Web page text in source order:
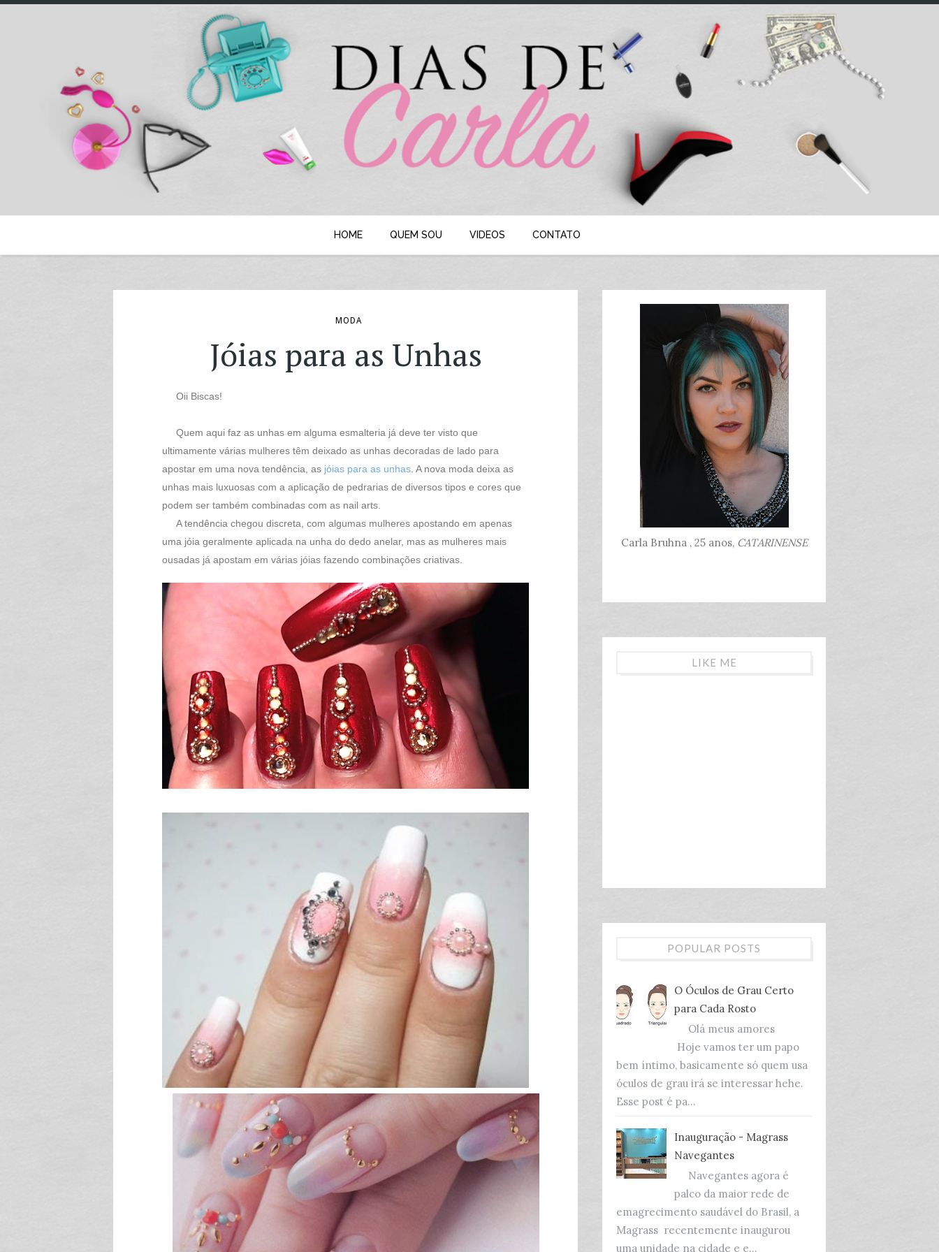
HOME QUEM SOU VIDEOS CONTATO
MODA
Jóias para as Unhas
Oii Biscas!
Quem aqui faz as unhas em alguma esmalteria já deve ter visto que
ultimamente várias mulheres têm deixado as unhas decoradas de lado para
apostar em uma nova tendência, as jóias para as unhas . A nova moda deixa as
unhas mais luxuosas com a aplicação de pedrarias de diversos tipos e cores que
podem ser também combinadas com as nail arts.
A tendência chegou discreta, com algumas mulheres apostando em apenas
uma jóia geralmente aplicada na unha do dedo anelar, mas as mulheres mais
ousadas já apostam em várias jóias fazendo combinações criativas.
Carla Bruhna , 25 anos,CATARINENSE
LIKE ME
POPULAR POSTS
O Óculos de Grau Certo
para Cada Rosto
Olá meus amores
Hoje vamos ter um papo
bem íntimo, basicamente só quem usa
óculos de grau irá se interessar hehe.
Esse post é pa...
Inauguração - Magrass
Navegantes
Navegantes agora é
palco da maior rede de
emagrecimento saudável do Brasil, a
Magrass recentemente inaugurou
uma unidade na cidade e e...